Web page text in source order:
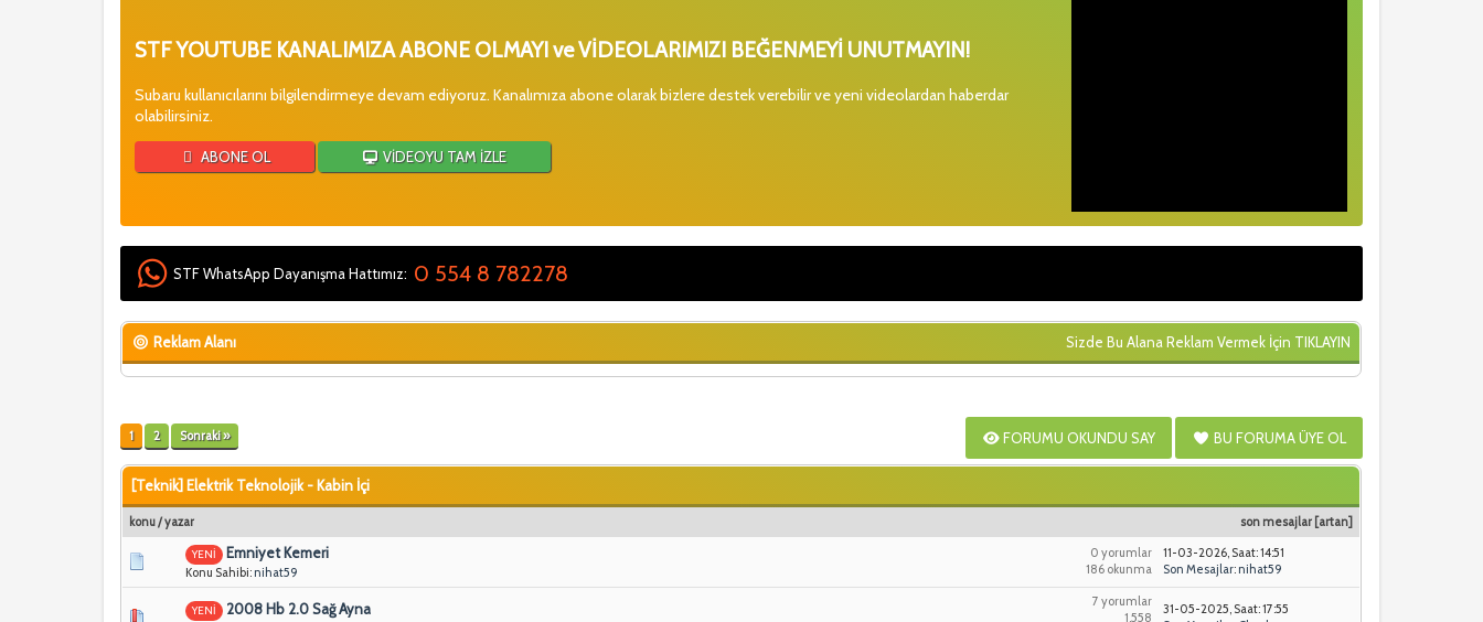
STF YOUTUBE KANALIMIZA ABONE OLMAYI ve VİDEOLARIMIZI BEĞENMEYİ UNUTMAYIN!
Subaru kullanıcılarını bilgilendirmeye devam ediyoruz. Kanalımıza abone olarak bizlere destek verebilir ve yeni videolardan haberdar
olabilirsiniz.
ABONE OL VİDEOYU TAM İZLE
STF WhatsApp Dayanışma Hattımız: 0 554 8 782278
Reklam Alanı Sizde Bu Alana Reklam Vermek İçin TIKLAYIN
1 2 Sonraki » FORUMU OKUNDU SAY BU FORUMA ÜYE OL
[Teknik] Elektrik Teknolojik - Kabin İçi
konu/yazar son mesajlar [artan]
YENİ Emniyet Kemeri
Konu Sahibi: nihat59
0 yorumlar
186 okunma
11-03-2026, Saat: 14:51
Son Mesajlar: nihat59
YENİ 2008 Hb 2.0 Sağ Ayna
7 yorumlar
1,558
31-05-2025, Saat: 17:55